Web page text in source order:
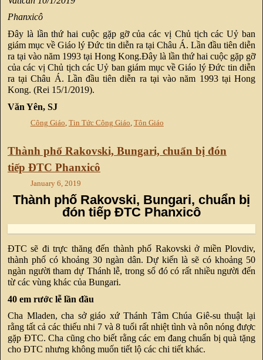
Phanxicô
Đây là lần thứ hai cuộc gặp gỡ của các vị Chủ tịch các Uỷ ban
giám mục về Giáo lý Đức tin diễn ra tại Châu Á. Lần đầu tiên diễn
ra tại vào năm 1993 tại Hong Kong.Đây là lần thứ hai cuộc gặp gỡ
của các vị Chủ tịch các Uỷ ban giám mục về Giáo lý Đức tin diễn
ra tại Châu Á. Lần đầu tiên diễn ra tại vào năm 1993 tại Hong
Kong. (Rei 15/1/2019).
Văn Yên, SJ
Công Giáo, Tin Tức Công Giáo, Tôn Giáo
Thành phố Rakovski, Bungari, chuẩn bị đón
tiếp ĐTC Phanxicô
January 6, 2019
Thành phố Rakovski, Bungari, chuẩn bị
đón tiếp ĐTC Phanxicô
ĐTC sẽ đi trực thăng đến thành phố Rakovski ở miền Plovdiv,
thành phố có khoảng 30 ngàn dân. Dự kiến là sẽ có khoảng 50
ngàn người tham dự Thánh lễ, trong số đó có rất nhiều người đến
từ các vùng khác của Bungari.
40 em rước lễ lần đầu
Cha Mladen, cha sở giáo xứ Thánh Tâm Chúa Giê-su thuật lại
rằng tất cả các thiếu nhi 7 và 8 tuổi rất nhiệt tình và nôn nóng được
gặp ĐTC. Cha cũng cho biết rằng các em đang chuẩn bị quà tặng
cho ĐTC nhưng không muốn tiết lộ các chi tiết khác.